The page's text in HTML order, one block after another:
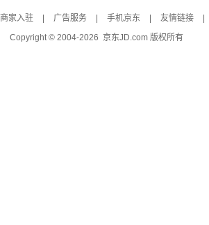
商家入驻 广告服务 手机京东 友情链接
Copyright © 2004-2026 京东JD.com 版权所有